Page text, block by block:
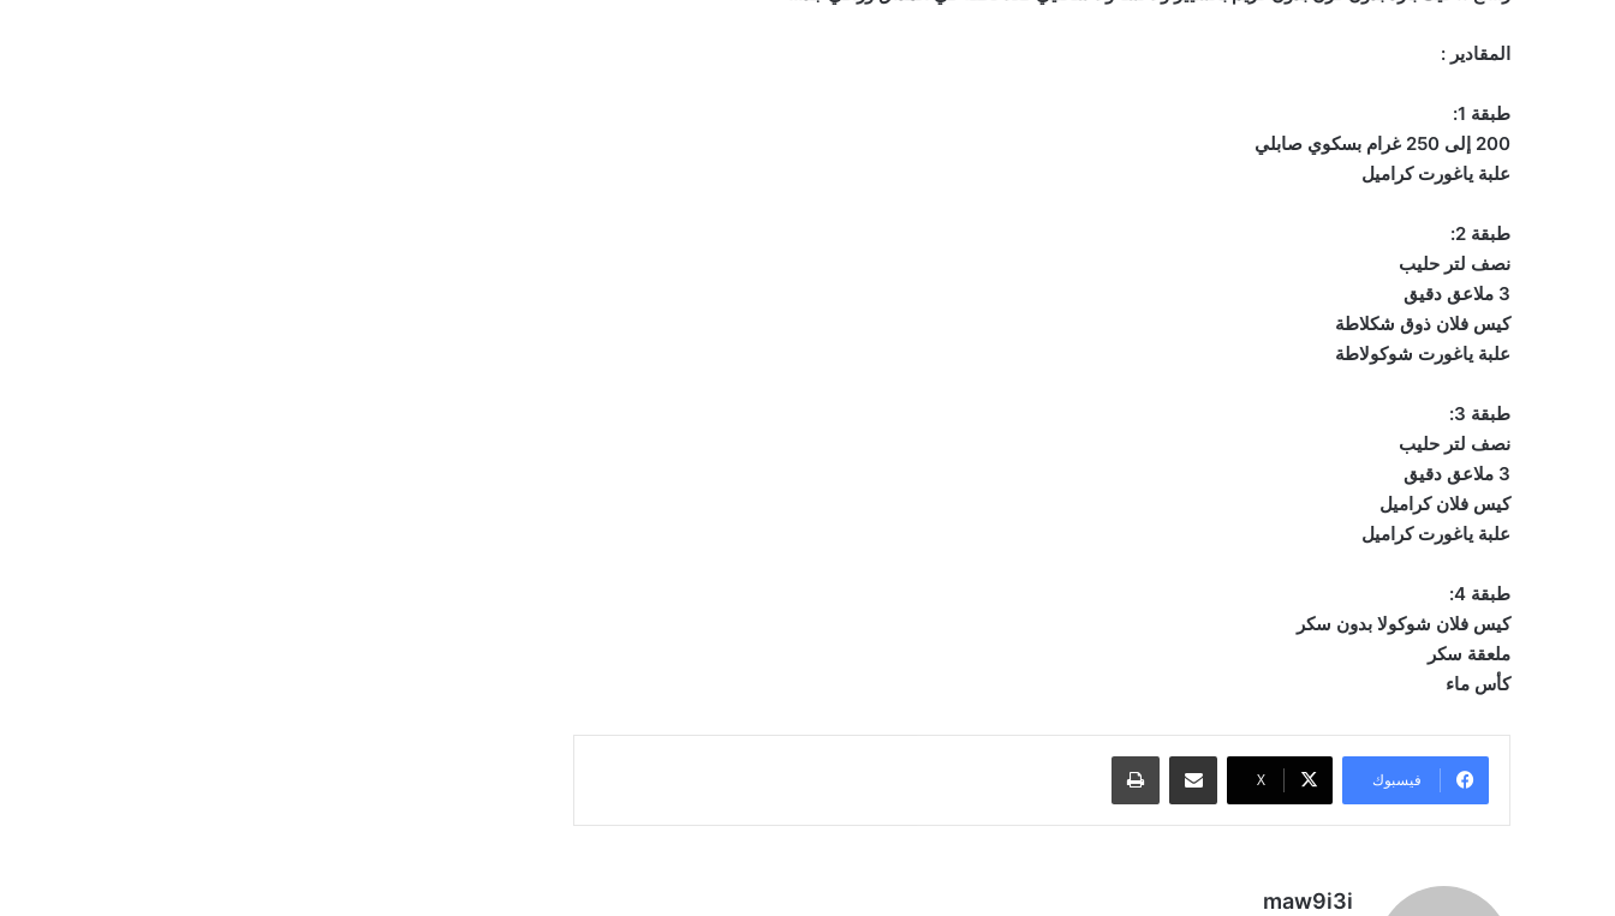
المقادير :
طبقة 1:
200 إلى 250 غرام بسكوي صابلي
علبة ياغورت كراميل
طبقة 2:
نصف لتر حليب
3 ملاعق دقيق
كيس فلان ذوق شكلاطة
علبة ياغورت شوكولاطة
طبقة 3:
نصف لتر حليب
3 ملاعق دقيق
كيس فلان كراميل
علبة ياغورت كراميل
طبقة 4:
كيس فلان شوكولا بدون سكر
ملعقة سكر
كأس ماء
فيسبوك ‫X
مشاركة عبر البريد طباعة
maw9i3i